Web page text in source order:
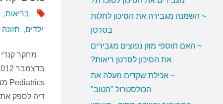
בריאות,
ילדים, תזונה
דיה לספק
~ השמנה מגבירה את הסיכון לחלות
בסרטן
~ האם תוספי מזון נפוצים מגבירים
את הסיכון לסרטן ריאות?
~ אכילת שקדים מעלה את
הכולסטרול "הטוב"